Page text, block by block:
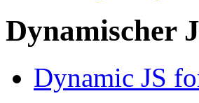
Dynamischer
Dynamic JS